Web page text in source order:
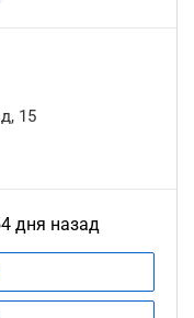
15
дня назад